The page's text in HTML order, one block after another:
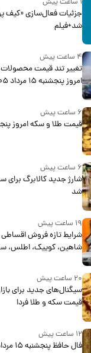
جزئیات فعال‌سازی «کیف
شد+فیلم
۴ ساعت پیش
تغییر تند قیمت محصولات
امروز پنجشنبه ۱۵ مرداد ۱۴۰۵ +جدول
۶ ساعت پیش
قیمت طلا و سکه امروز پنجشنبه ۱۵
۶ ساعت پیش
شارژ جدید کالابرگ برای
شد
۱۹ ساعت پیش
شرایط تازه فروش اقساطی
شاهین، کوییک، اطلس،
بلندمدت + جدول
۲۰ ساعت پیش
سیگنال‌های جدید برای
قیمت سکه و طلا فردا
۱۲ ساعت پیش
فال حافظ پنجشنبه ۱۵ مرداد ماه ۱۴۰۵